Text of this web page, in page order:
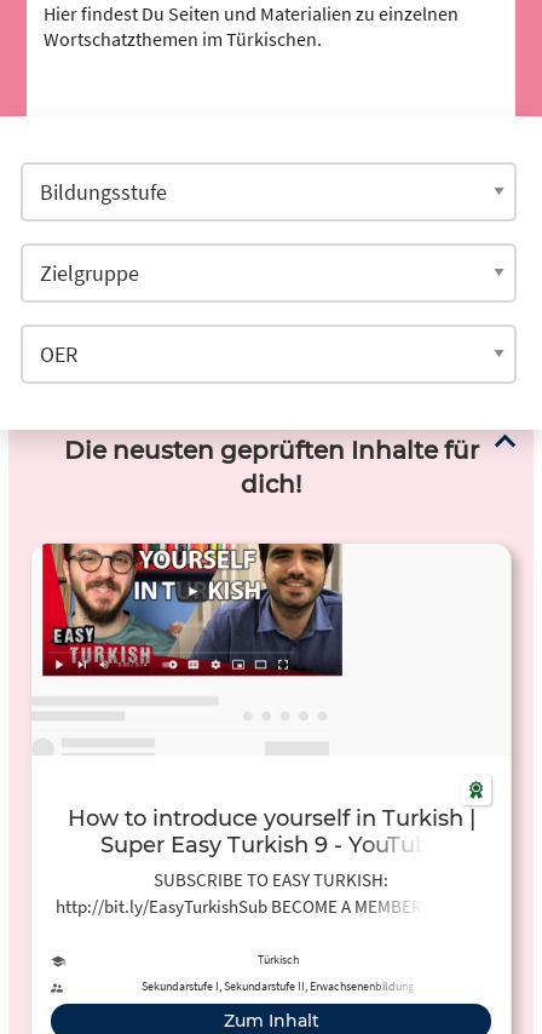
Hier findest Du Seiten und Materialien zu einzelnen
Wortschatzthemen im Türkischen.
Die neusten geprüften Inhalte für
dich!
How to introduce yourself in Turkish |
Super Easy Turkish 9 - YouTube
SUBSCRIBE TO EASY TURKISH:
http://bit.ly/EasyTurkishSub BECOME A MEMBER OF EASY
https://www.patreon.com/easyturkishFOLLOW EASY
TURKISH ON...
Türkisch
Sekundarstufe I, Sekundarstufe II, Erwachsenenbildung
Zum Inhalt